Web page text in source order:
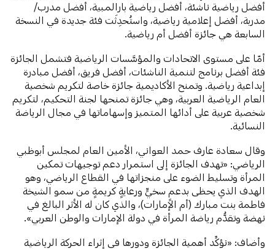
أفضل رياضية ناشئة، أفضل رياضية بارالمبية، أفضل مدرب/
مدربة، أفضل إعلامية رياضية، واستُحدِثَت فئة جديدة في النسخة
السابعة هي جائزة أفضل أم رياضية.
‎أمّا على مستوى الاتحادات والمؤسَّسات الرياضية فتشمل الجائزة
فئة أفضل برنامج لتنمية الناشئات، أفضل فريق، أفضل مبادرة
إبداعية رياضية. وتمنح الأكاديمية جائزة خاصة لتكريم شخصية
العام الرياضية العربية، وهي جائزة تمنحها لجنة التحكيم، لتكريم
شخصية عربية على أدائها المتميز وإسهاماتها في مجال الرياضة
النسائية.
وقال سعادة عارف حمد العواني، الأمين العام لمجلس أبوظبي
الرياضي: «تهدف الجائزة إلى استمرار دعم توجيهات تمكين
المرأة وتسليط الضوء على منجزاتها في القطاع الرياضي، وهو
الهدف الذي يحظى بدعمٍ سخيٍّ ورعايةٍ كريمةٍ من سمو الشيخة
فاطمة بنت مبارك (أم الإمارات)، والذي كان له الأثر البالغ في
نهضة وتقدُّم رياضة المرأة في دولة الإمارات والوطن العربي».
وأضاف: «نؤكِّد أهمية الجائزة ودورها في إثراء الحركة الرياضية